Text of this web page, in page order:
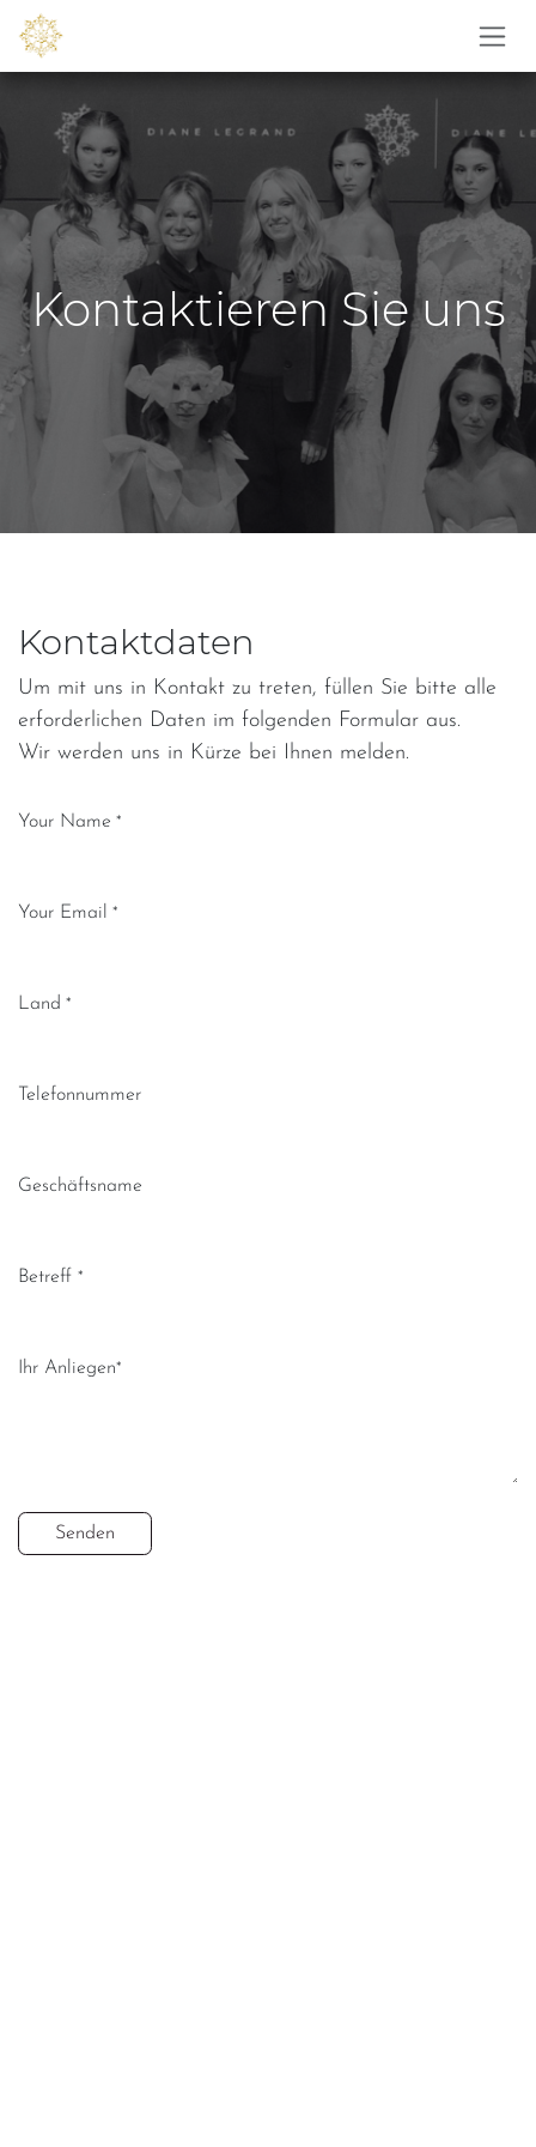
Zum Inhalt springen
Kontaktieren Sie uns
Kontaktdaten
Um mit uns in Kontakt zu treten, füllen Sie bitte alle
erforderlichen Daten im folgenden Formular aus.
Wir werden uns in Kürze bei Ihnen melden.
Your Name *
Your Email *
Land *
Telefonnummer
Geschäftsname
Betreff *
Ihr Anliegen*
Senden